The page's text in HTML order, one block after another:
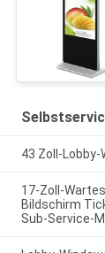
43 Zoll-
17-Zoll-
Bildschirm
Sub-Service-